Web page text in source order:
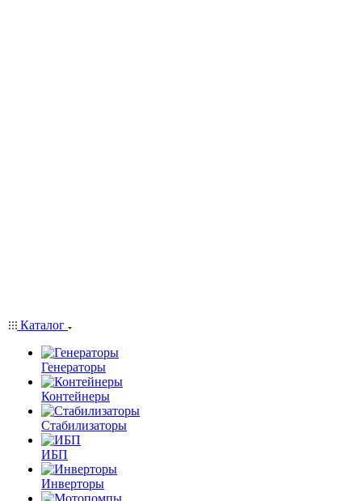
Каталог
Генераторы
Контейнеры
Стабилизаторы
ИБП
Инверторы